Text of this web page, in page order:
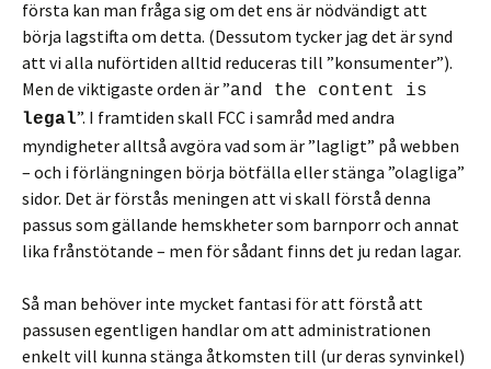
första kan man fråga sig om det ens är nödvändigt att
börja lagstifta om detta. (Dessutom tycker jag det är synd
att vi alla nuförtiden alltid reduceras till ”konsumenter”).
Men de viktigaste orden är ”and the content is
legal”. I framtiden skall FCC i samråd med andra
myndigheter alltså avgöra vad som är ”lagligt” på webben
– och i förlängningen börja bötfälla eller stänga ”olagliga”
sidor. Det är förstås meningen att vi skall förstå denna
passus som gällande hemskheter som barnporr och annat
lika frånstötande – men för sådant finns det ju redan lagar.
Så man behöver inte mycket fantasi för att förstå att
passusen egentligen handlar om att administrationen
enkelt vill kunna stänga åtkomsten till (ur deras synvinkel)